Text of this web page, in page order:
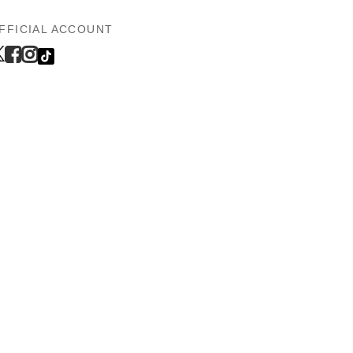
ACCOUNT